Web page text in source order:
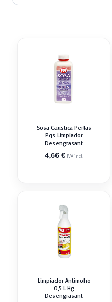
Sosa Caustica Perlas
Pqs Limpiador
Desengrasant
4,66€ IVA incl.
Limpiador Antimoho
0,5 L Hg
Desengrasant